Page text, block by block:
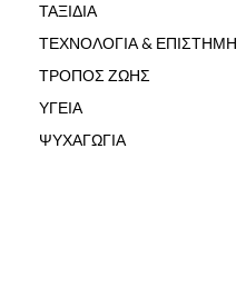
ΤΑΞΙΔΙΑ
ΤΕΧΝΟΛΟΓΙΑ & ΕΠΙΣΤΗΜΗ
ΤΡΟΠΟΣ ΖΩΗΣ
ΥΓΕΙΑ
ΨΥΧΑΓΩΓΙΑ